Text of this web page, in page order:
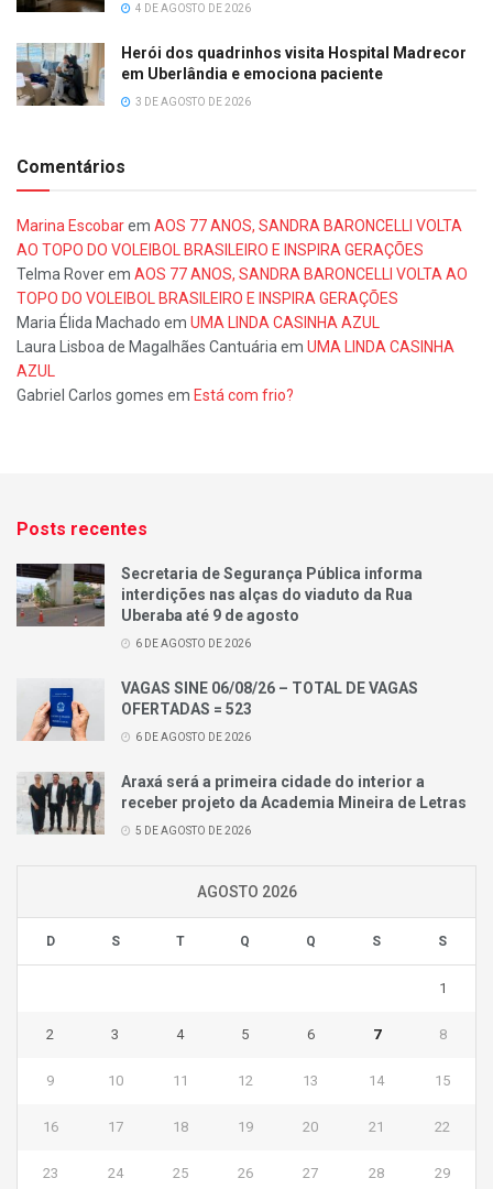
4 DE AGOSTO DE 2026
Herói dos quadrinhos visita Hospital Madrecor
em Uberlândia e emociona paciente
3 DE AGOSTO DE 2026
Comentários
Marina Escobarem AOS 77 ANOS, SANDRA BARONCELLI VOLTA
AO TOPO DO VOLEIBOL BRASILEIRO E INSPIRA GERAÇÕES
Telma Roverem AOS 77 ANOS, SANDRA BARONCELLI VOLTA AO
TOPO DO VOLEIBOL BRASILEIRO E INSPIRA GERAÇÕES
Maria Élida Machado em UMA LINDA CASINHA AZUL
Laura Lisboa de Magalhães Cantuária em UMA LINDA CASINHA
AZUL
Gabriel Carlos gomes em Está com frio?
Posts recentes
Secretaria de Segurança Pública informa
interdições nas alças do viaduto da Rua
Uberaba até 9 de agosto
6 DE AGOSTO DE 2026
VAGAS SINE 06/08/26 – TOTAL DE VAGAS
OFERTADAS = 523
6 DE AGOSTO DE 2026
Araxá será a primeira cidade do interior a
receber projeto da Academia Mineira de Letras
5 DE AGOSTO DE 2026
AGOSTO 2026
D S T Q Q S S
1
2 3 4 5 6 7 8
9 10 11 12 13 14 15
16 17 18 19 20 21 22
23 24 25 26 27 28 29